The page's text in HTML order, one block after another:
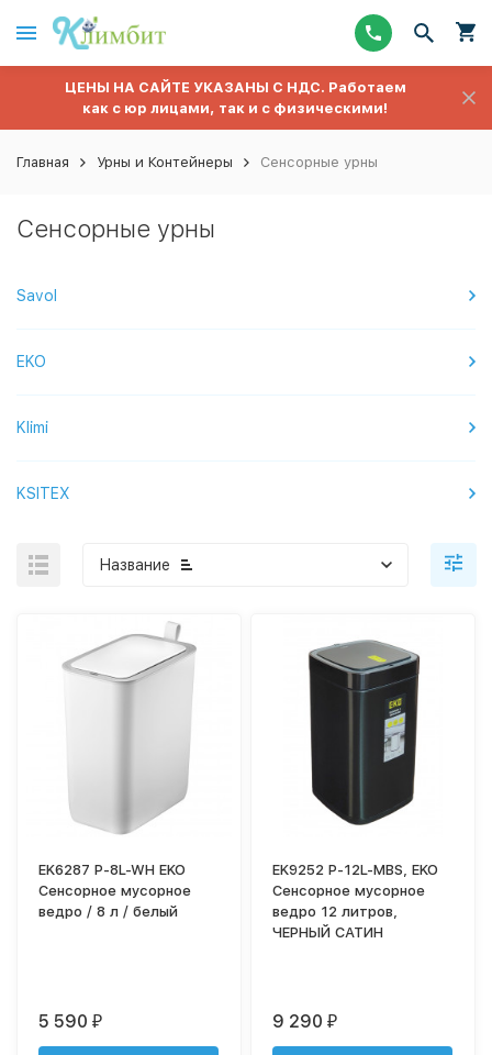
ЦЕНЫ НА САЙТЕ УКАЗАНЫ С НДС. Работаем
как с юр лицами, так и с физическими!
Главная Урны и Контейнеры Сенсорные урны
Сенсорные урны
Savol
EKO
Klimi
KSITEX
Название
EK6287 P-8L-WH EKO
Сенсорное мусорное
ведро / 8 л / белый
5 590₽
EK9252 P-12L-MBS, EKO
Сенсорное мусорное
ведро 12 литров,
ЧЕРНЫЙ САТИН
9 290₽